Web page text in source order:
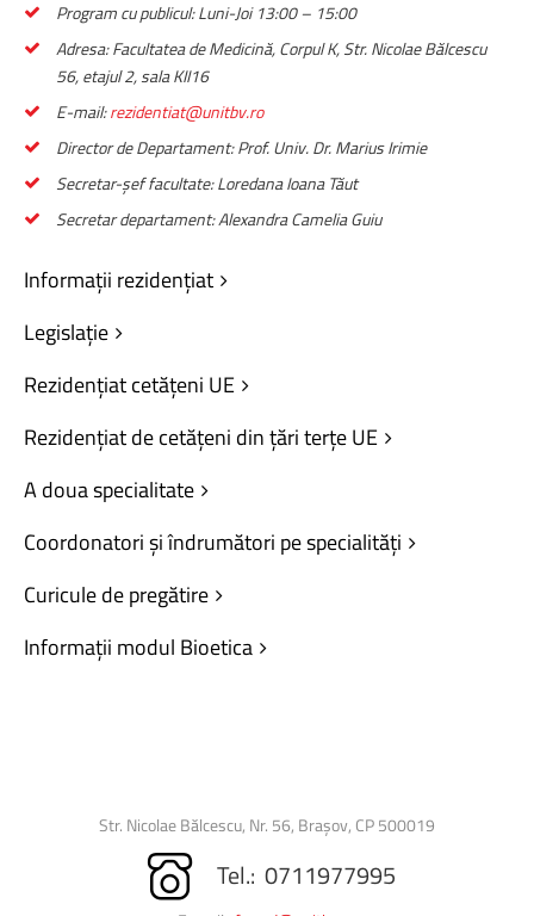
Program cu publicul: Luni-Joi 13:00 – 15:00
Adresa: Facultatea de Medicină, Corpul K, Str. Nicolae Bălcescu
56, etajul 2, sala KII16
E-mail:rezidentiat@unitbv.ro
Director de Departament: Prof. Univ. Dr. Marius Irimie
Secretar-șef facultate: Loredana Ioana Tăut
Secretar departament: Alexandra Camelia Guiu
Informații rezidențiat
Legislație
Rezidențiatcetățeni UE
Rezidențiatdecetățeni dințăriterțeUE
Adouaspecialitate
Coordonatorișiîndrumători pespecialități
Curiculedepregătire
Informații modul Bioetica
Str. Nicolae Bălcescu, Nr. 56, Brașov, CP 500019
Tel.: 0711977995